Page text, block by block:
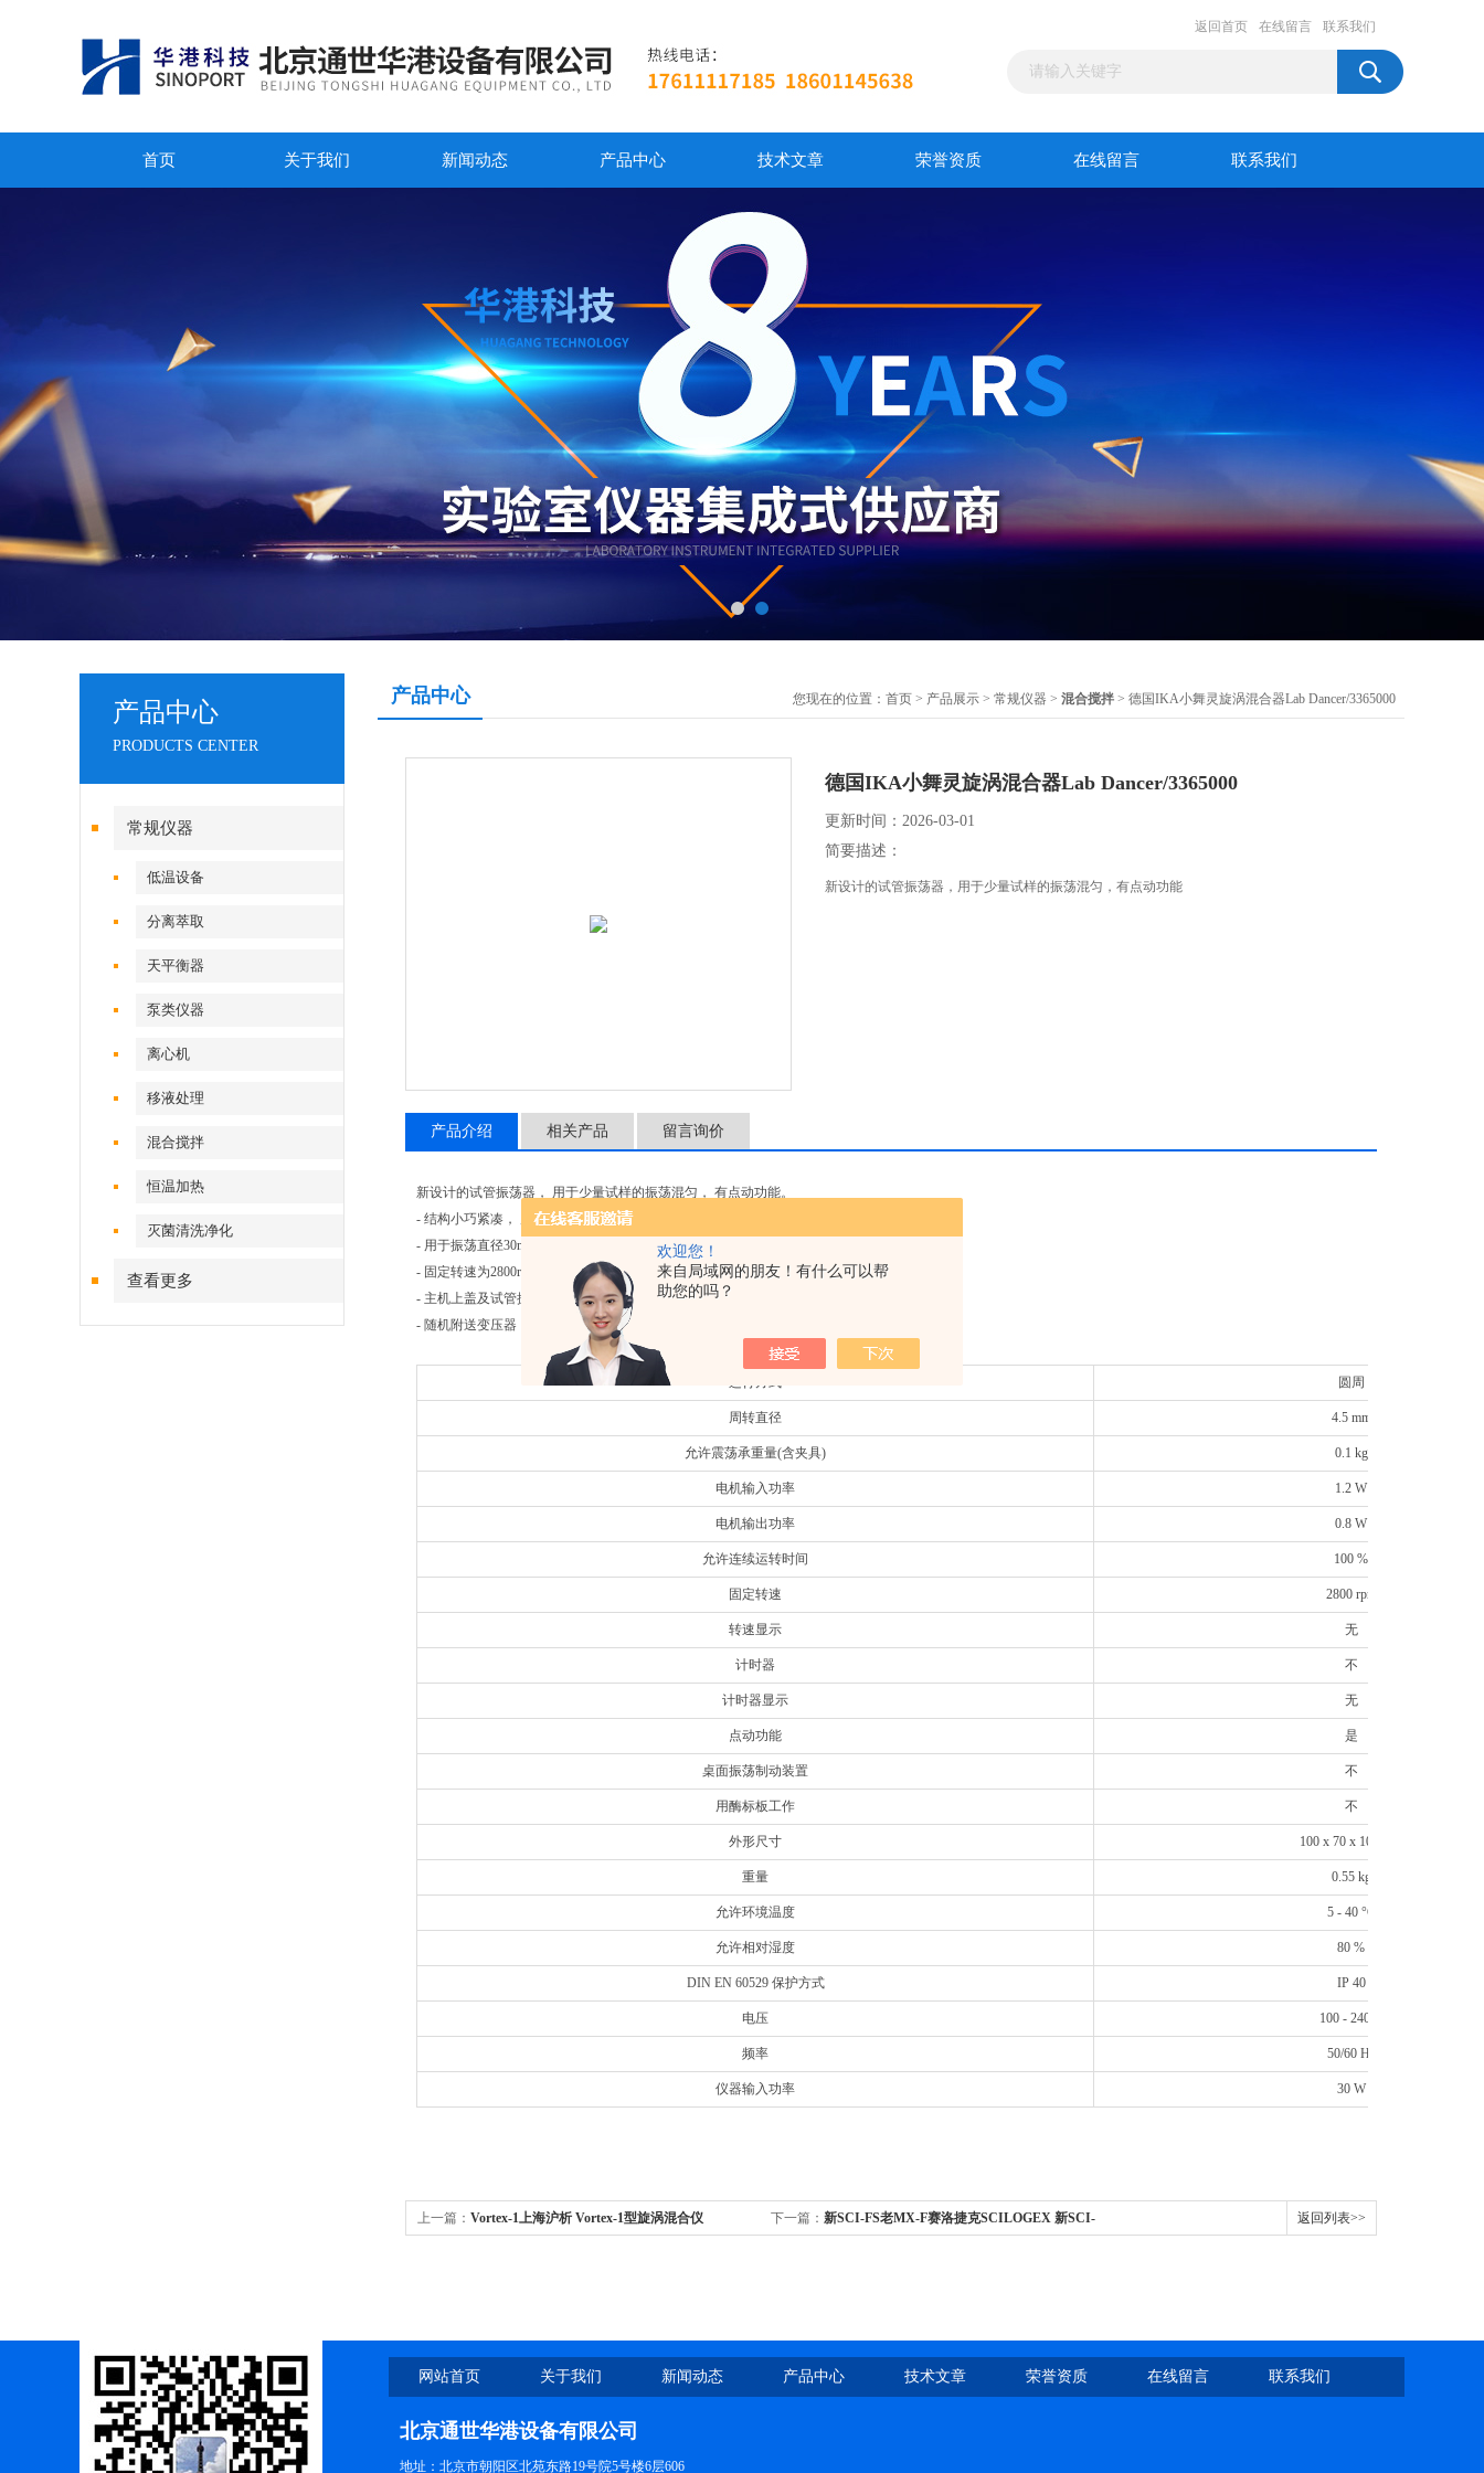
欢迎您！
来自局域网的朋友！有什么可以帮
助您的吗？
返回首页 在线留言 联系我们
首页 关于我们 新闻动态 产品中心 技术文章 荣誉资质 在线留言 联系我们
产品中心
PRODUCTS CENTER
常规仪器
低温设备
分离萃取
天平衡器
泵类仪器
离心机
移液处理
混合搅拌
恒温加热
灭菌清洗净化
查看更多
产品中心 您现在的位置： 首页 > 产品展示 > 常规仪器 > 混合搅拌 > 德国IKA小舞灵旋涡混合器Lab Dancer/3365000
德国IKA小舞灵旋涡混合器Lab Dancer/3365000
更新时间：2026-03-01
简要描述：
新设计的试管振荡器，用于少量试样的振荡混匀，有点动功能
产品介绍 相关产品 留言询价
新设计的试管振荡器， 用于少量试样的振荡混匀， 有点动功能。
- 结构小巧紧凑， 质量可靠
- 用于振荡直径30mm 的容器，如试管，离心管，Eppendorf管等
- 固定转速为2800rpm
- 主机上盖及试管振荡盘采用加强塑料； 底部采用镀锌铸铁
- 随机附送变压器（12V）
运行方式 圆周
周转直径 4.5 mm
允许震荡承重量(含夹具) 0.1 kg
电机输入功率 1.2 W
电机输出功率 0.8 W
允许连续运转时间 100 %
固定转速 2800 rpm
转速显示 无
计时器 不
计时器显示 无
点动功能 是
桌面振荡制动装置 不
用酶标板工作 不
外形尺寸 100 x 70 x 100 mm
重量 0.55 kg
允许环境温度 5 - 40 °C
允许相对湿度 80 %
DIN EN 60529 保护方式 IP 40
电压 100 - 240 V
频率 50/60 Hz
仪器输入功率 30 W
上一篇： Vortex-1上海沪析 Vortex-1型旋涡混合仪 下一篇： 新SCI-FS老MX-F赛洛捷克SCILOGEX 新SCI- 返回列表>>
网站首页 关于我们 新闻动态 产品中心 技术文章 荣誉资质 在线留言 联系我们
北京通世华港设备有限公司
地址：北京市朝阳区北苑东路19号院5号楼6层606